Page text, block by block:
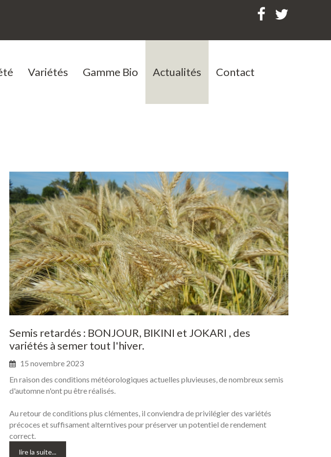
d'emploi
Générales
Variétés Gamme Bio Actualités Contact
Semis retardés : BONJOUR, BIKINI et JOKARI , des
variétés à semertout l'hiver.
15 novembre 2023
En raison des conditions météorologiques actuelles pluvieuses, de nombreux semis
d'automne n'ont pu être réalisés.
Au retour de conditions plus clémentes, il conviendra de privilégier des variétés
précoces et suffisament alterntives pour préserver un potentiel de rendement
correct.
lire la suite...